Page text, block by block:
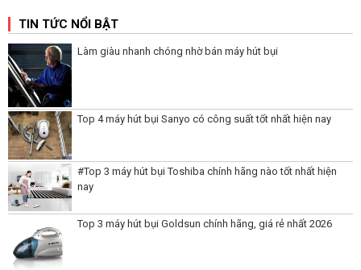
TIN TỨC NỔI BẬT
Làm giàu nhanh chóng nhờ bán máy hút bụi
Top 4 máy hút bụi Sanyo có công suất tốt nhất hiện nay
#Top 3 máy hút bụi Toshiba chính hãng nào tốt nhất hiện
nay
Top 3 máy hút bụi Goldsun chính hãng, giá rẻ nhất 2026